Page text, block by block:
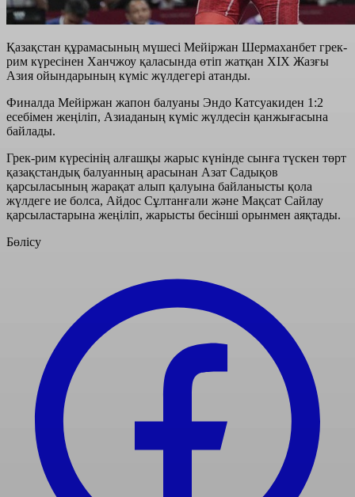
Қазақстан құрамасының мүшесі Мейіржан Шермаханбет грек-
рим күресінен Ханчжоу қаласында өтіп жатқан ХІХ Жазғы
Азия ойындарының күміс жүлдегері атанды.
Финалда Мейіржан жапон балуаны Эндо Катсуакиден 1:2
есебімен жеңіліп, Азиаданың күміс жүлдесін қанжығасына
байлады.
Грек-рим күресінің алғашқы жарыс күнінде сынға түскен төрт
қазақстандық балуанның арасынан Азат Садықов
қарсыласының жарақат алып қалуына байланысты қола
жүлдеге ие болса, Айдос Сұлтанғали және Мақсат Сайлау
қарсыластарына жеңіліп, жарысты бесінші орынмен аяқтады.
Бөлісу